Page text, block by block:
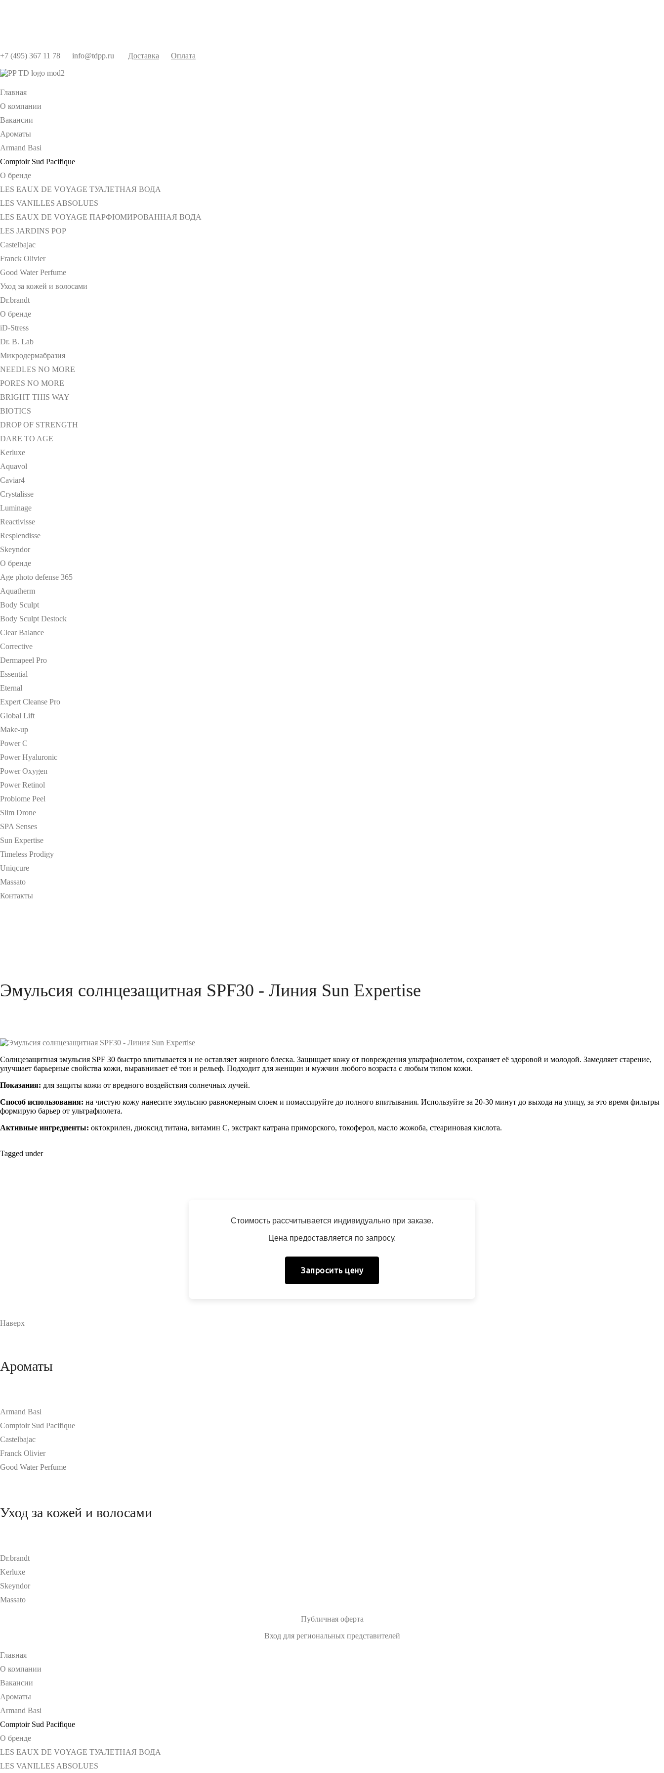
+7 (495) 367 11 78 info@tdpp.ru Доставка Оплата
Главная
О компании
Вакансии
Ароматы
Armand Basi
Comptoir Sud Pacifique
О бренде
LES EAUX DE VOYAGE ТУАЛЕТНАЯ ВОДА
LES VANILLES ABSOLUES
LES EAUX DE VOYAGE ПАРФЮМИРОВАННАЯ ВОДА
LES JARDINS POP
Castelbajac
Franck Olivier
Good Water Perfume
Уход за кожей и волосами
Dr.brandt
О бренде
iD-Stress
Dr. B. Lab
Микродермабразия
NEEDLES NO MORE
PORES NO MORE
BRIGHT THIS WAY
BIOTICS
DROP OF STRENGTH
DARE TO AGE
Kerluxe
Aquavol
Caviar4
Crystalisse
Luminage
Reactivisse
Resplendisse
Skeyndor
О бренде
Age photo defense 365
Aquatherm
Body Sculpt
Body Sculpt Destock
Clear Balance
Corrective
Dermapeel Pro
Essential
Eternal
Expert Cleanse Pro
Global Lift
Make-up
Power C
Power Hyaluronic
Power Oxygen
Power Retinol
Probiome Peel
Slim Drone
SPA Senses
Sun Expertise
Timeless Prodigy
Uniqcure
Massato
Контакты
Эмульсия солнцезащитная SPF30 - Линия Sun Expertise
Солнцезащитная эмульсия SPF 30 быстро впитывается и не оставляет жирного блеска. Защищает кожу от повреждения ультрафиолетом, сохраняет её здоровой и молодой. Замедляет старение,
улучшает барьерные свойства кожи, выравнивает её тон и рельеф. Подходит для женщин и мужчин любого возраста с любым типом кожи.
Показания: для защиты кожи от вредного воздействия солнечных лучей.
Способ использования: на чистую кожу нанесите эмульсию равномерным слоем и помассируйте до полного впитывания. Используйте за 20-30 минут до выхода на улицу, за это время фильтры
формирую барьер от ультрафиолета.
Активные ингредиенты: октокрилен, диоксид титана, витамин C, экстракт катрана приморского, токоферол, масло жожоба, стеариновая кислота.
Tagged under
Стоимость рассчитывается индивидуально при заказе.
Цена предоставляется по запросу.
Запросить цену
Наверх
Ароматы
Armand Basi
Comptoir Sud Pacifique
Castelbajac
Franck Olivier
Good Water Perfume
Уход за кожей и волосами
Dr.brandt
Kerluxe
Skeyndor
Massato
Публичная оферта
Вход для региональных представителей
Главная
О компании
Вакансии
Ароматы
Armand Basi
Comptoir Sud Pacifique
О бренде
LES EAUX DE VOYAGE ТУАЛЕТНАЯ ВОДА
LES VANILLES ABSOLUES